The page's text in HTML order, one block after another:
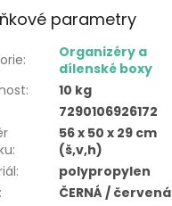
parametry
:
Organizéry a
dílenské boxy
:
10 kg
7290106926172
:
56 x 50 x 29 cm
(š,v,h)
:
polypropylen
:
ČERNÁ / červená